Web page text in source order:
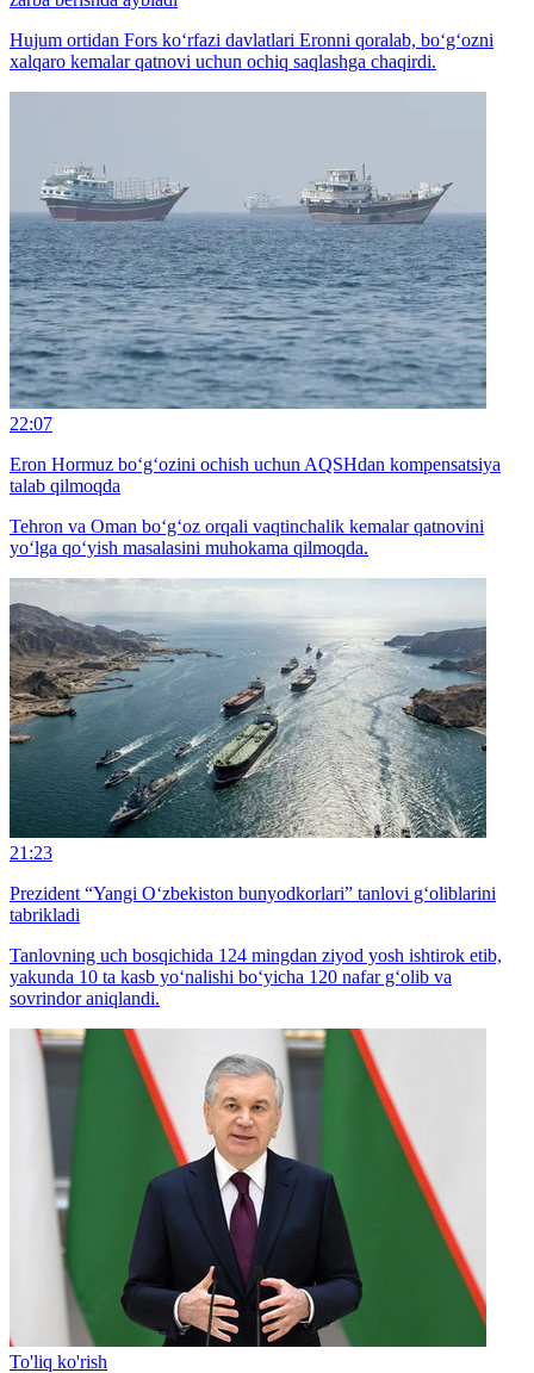
Hujum ortidan Fors ko‘rfazi davlatlari Eronni qoralab, bo‘g‘ozni
xalqaro kemalar qatnovi uchun ochiq saqlashga chaqirdi.
22:07
Eron Hormuz bo‘g‘ozini ochish uchun AQSHdan kompensatsiya
talab qilmoqda
Tehron va Oman bo‘g‘oz orqali vaqtinchalik kemalar qatnovini
yo‘lga qo‘yish masalasini muhokama qilmoqda.
21:23
Prezident “Yangi O‘zbekiston bunyodkorlari” tanlovi g‘oliblarini
tabrikladi
Tanlovning uch bosqichida 124 mingdan ziyod yosh ishtirok etib,
yakunda 10 ta kasb yo‘nalishi bo‘yicha 120 nafar g‘olib va
sovrindor aniqlandi.
To'liq ko'rish